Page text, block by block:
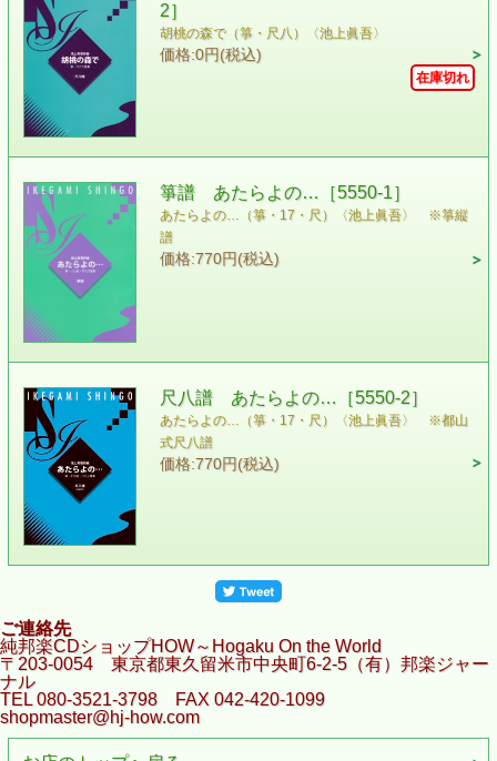
2］
胡桃の森で（箏・尺八）〈池上眞吾〉
価格:0円(税込)
在庫切れ
箏譜 あたらよの…［5550-1］
あたらよの…（箏・17・尺）〈池上眞吾〉 ※箏縦
譜
価格:770円(税込)
尺八譜 あたらよの…［5550-2］
あたらよの…（箏・17・尺）〈池上眞吾〉 ※都山
式尺八譜
価格:770円(税込)
ご連絡先
純邦楽CDショップHOW～Hogaku On the World
〒203-0054 東京都東久留米市中央町6-2-5（有）邦楽ジャー
ナル
TEL 080-3521-3798 FAX 042-420-1099
shopmaster@hj-how.com